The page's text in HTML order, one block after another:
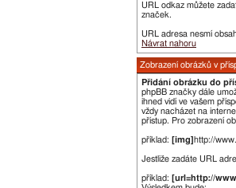
URL odkaz můžete
značek.
URL adresa nesmí
Návrat nahoru
Zobrazení obrázků v
Přidání obrázku do
phpBB značky dále
ihned vidí ve vašem
vždy nacházet na
přístup. Pro zobrazení
příklad: [img] http://
Jestliže zadáte URL
příklad: [url=http://